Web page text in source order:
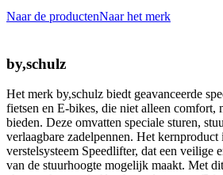
Naar de productenNaar het merk
by,schulz
Het merk by,schulz biedt geavanceerde
fietsen en E-bikes, die niet alleen comfort,
bieden. Deze omvatten speciale sturen,
verlaagbare zadelpennen. Het kernproduct
verstelsysteem Speedlifter, dat een veilige
van de stuurhoogte mogelijk maakt. Met